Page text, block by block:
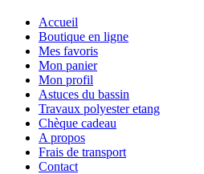
Accueil
Boutique en ligne
Mes favoris
Mon panier
Mon profil
Astuces du bassin
Travaux polyester etang
Chèque cadeau
A propos
Frais de transport
Contact